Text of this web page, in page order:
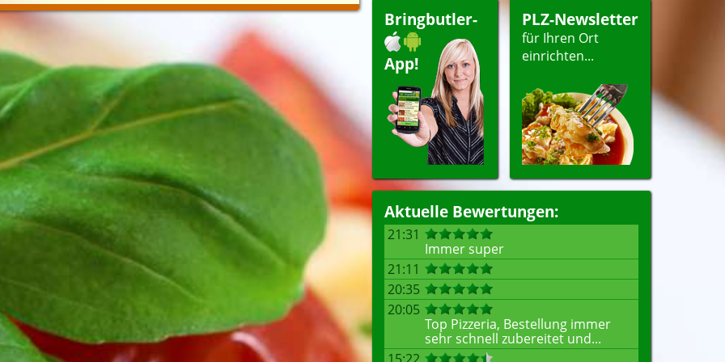
Bringbutler-
App!
PLZ-Newsletter
für Ihren Ort
einrichten...
Aktuelle Bewertungen:
21:31
Immer super
21:11
20:35
20:05
Top Pizzeria, Bestellung immer
sehr schnell zubereitet und...